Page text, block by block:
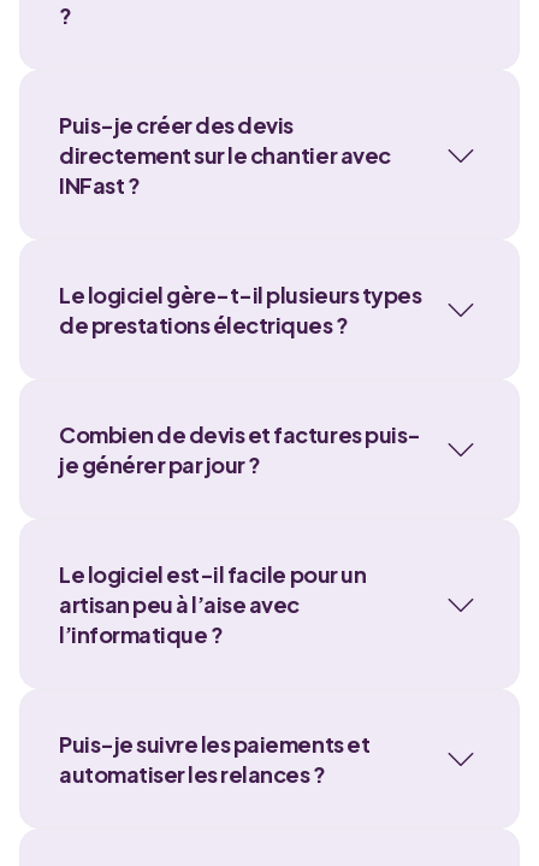
?
Puis-je créer des devis
directement sur le chantier avec
INFast ?
Le logiciel gère-t-il plusieurs types
de prestations électriques ?
Combien de devis et factures puis-
je générer par jour ?
Le logiciel est-il facile pour un
artisan peu à l’aise avec
l’informatique ?
Puis-je suivre les paiements et
automatiser les relances ?